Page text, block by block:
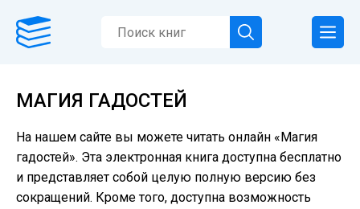
МАГИЯ ГАДОСТЕЙ
На нашем сайте вы можете читать онлайн «Магия
гадостей». Эта электронная книга доступна бесплатно
и представляет собой целую полную версию без
сокращений. Кроме того, доступна возможность